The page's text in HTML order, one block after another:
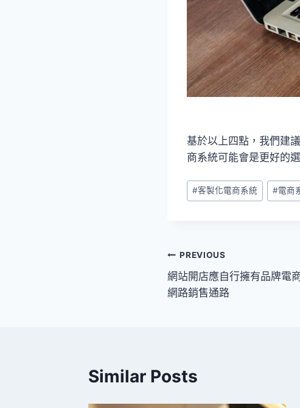
基於以上四點，我們建
商系統可能會是更好的選
Post
Tags:
#客製化電商系統 #電商
文
章
PREVIOUS
網站開店應自行擁有品牌電
網路銷售通路
Similar Posts